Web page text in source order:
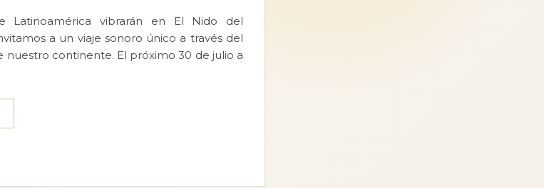
Latinoamérica vibrarán en El Nido del
a un viaje sonoro único a través del
nuestro continente. El próximo 30 de julio a